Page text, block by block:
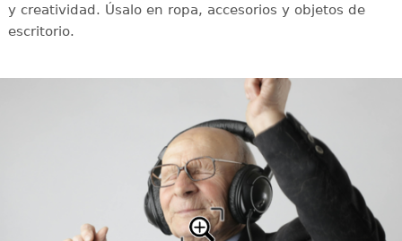
y creatividad. Úsalo en ropa, accesorios y objetos de
escritorio.